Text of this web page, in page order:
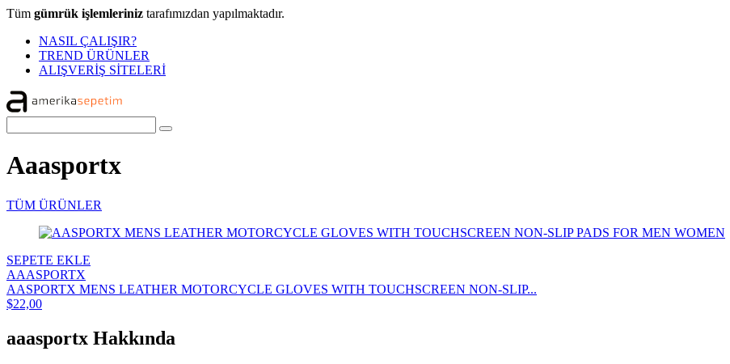
Tüm gümrük işlemleriniz tarafımızdan yapılmaktadır.
NASIL ÇALIŞIR?
TREND ÜRÜNLER
ALIŞVERİŞ SİTELERİ
Aaasportx
TÜM ÜRÜNLER
SEPETE EKLE
AAASPORTX
AASPORTX MENS LEATHER MOTORCYCLE GLOVES WITH TOUCHSCREEN NON-SLIP...
$22,00
aaasportx Hakkında